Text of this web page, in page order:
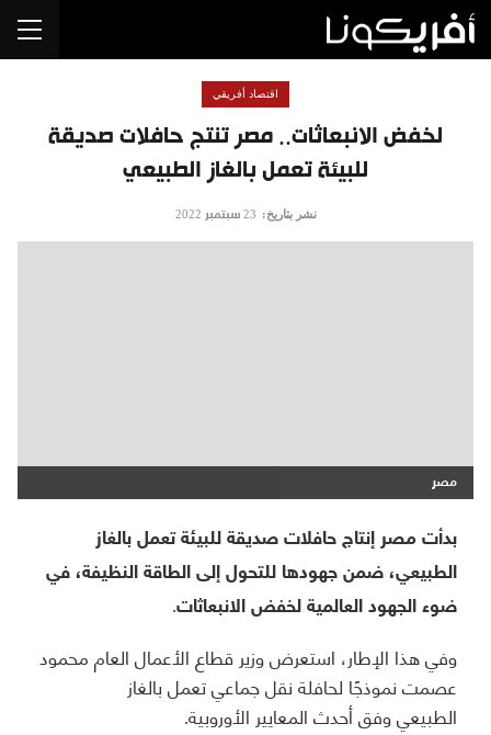
لخفض الانبعاثات.. مصر تنتج حافلات صديقة
للبيئة تعمل بالغاز الطبيعي
اقتصاد أفريقي
نشر بتاريخ: 23 سبتمبر 2022
مصر
بدأت مصر إنتاج حافلات صديقة للبيئة تعمل بالغاز
الطبيعي، ضمن جهودها للتحول إلى الطاقة النظيفة، في
ضوء الجهود العالمية لخفض الانبعاثات.
وفي هذا الإطار، استعرض وزير قطاع الأعمال العام محمود
عصمت نموذجًا لحافلة نقل جماعي تعمل بالغاز
الطبيعي وفق أحدث المعايير الأوروبية.